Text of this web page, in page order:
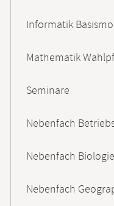
Informatik
Mathematik
Seminare
Nebenfach
Nebenfach Biologie
Nebenfach